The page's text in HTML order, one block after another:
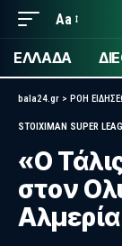
Aa
ΕΛΛΑΔΑ
bala24.gr > ΡΟΗ
STOIXIMAN SUPER
«Ο
στον